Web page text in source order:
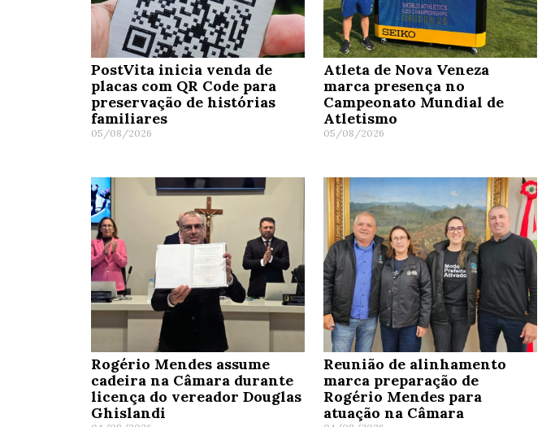
PostVita inicia venda de
placas com QR Code para
preservação de histórias
familiares
05/08/2026
Atleta de Nova Veneza
marca presença no
Campeonato Mundial de
Atletismo
05/08/2026
Rogério Mendes assume
cadeira na Câmara durante
licença do vereador Douglas
Ghislandi
Reunião de alinhamento
marca preparação de
Rogério Mendes para
atuação na Câmara